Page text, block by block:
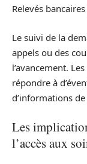
Relevés
Le suivi de la
appels ou des
l’avancement.
répondre à
d’informations
Les
l’accès aux